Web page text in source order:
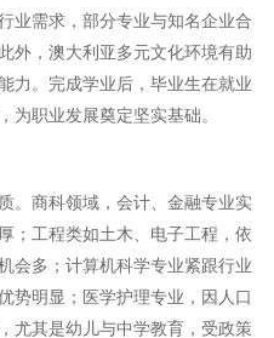
业需求，部分专业与知名企业合
外，澳大利亚多元文化环境有助
力。完成学业后，毕业生在就业
为职业发展奠定坚实基础。
。商科领域，会计、金融专业实
；工程类如土木、电子工程，依
会多；计算机科学专业紧跟行业
势明显；医学护理专业，因人口
尤其是幼儿与中学教育，受政策